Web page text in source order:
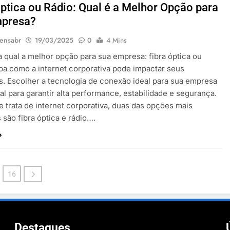
ou Rádio: Qual é a Melhor Opção para
19/03/2025 0
4 Mins
qual a melhor opção para sua empresa: fibra óptica ou
como a internet corporativa pode impactar seus
Escolher a tecnologia de conexão ideal para sua empresa
para garantir alta performance, estabilidade e segurança.
trata de internet corporativa, duas das opções mais
são fibra óptica e rádio….
16